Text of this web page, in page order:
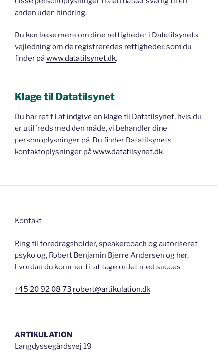
anden uden hindring.
Du kan læse mere om dine rettigheder i Datatilsynets
vejledning om de registreredes rettigheder, som du
finder påwww.datatilsynet.dk.
Klage til Datatilsynet
Du har ret til at indgive en klage til Datatilsynet, hvis du
er utilfreds med den måde, vi behandler dine
personoplysninger på. Du finder Datatilsynets
kontaktoplysninger påwww.datatilsynet.dk.
Kontakt
Ring til foredragsholder, speakercoach og autoriseret
psykolog, Robert Benjamin Bjerre Andersen og hør,
hvordan du kommer til at tage ordet med succes
+45 20 92 08 73 robert@artikulation.dk
ARTIKULATION
Langdyssegårdsvej 19